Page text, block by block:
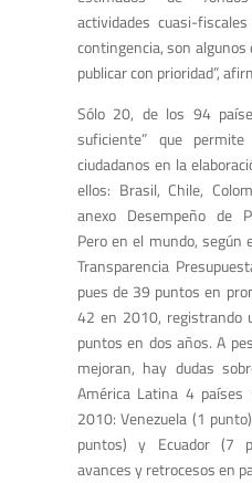
actividades cuasi-
contingencia, son algunos
publicar con prioridad”,
Sólo 20, de los 94
suficiente” que
ciudadanos en la
ellos: Brasil, Chile,
anexo Desempeño de
Pero en el mundo, según
Transparencia
pues de 39 puntos en
42 en 2010, registrando
puntos en dos años. A
mejoran, hay dudas
América Latina 4
2010: Venezuela (1
puntos) y Ecuador (7
avances y retrocesos en